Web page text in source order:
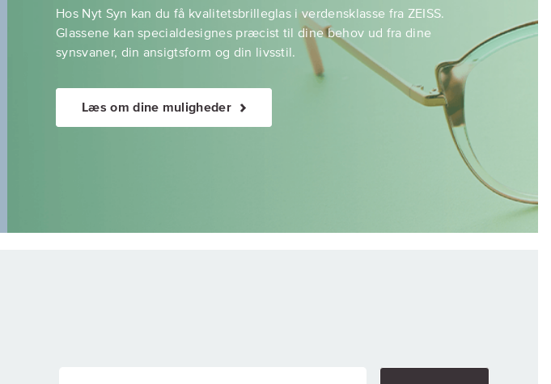
Hos Nyt Syn kan du få kvalitetsbrilleglas i verdensklasse fra ZEISS.
Glassene kan specialdesignes præcist til dine behov ud fra dine
synsvaner, din ansigtsform og din livsstil.
Læs om dine muligheder